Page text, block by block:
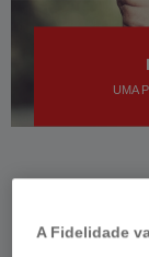
UMA
A Fidelidade